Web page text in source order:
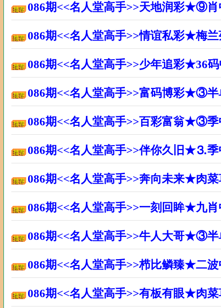
086期<<名人堂高手>>天地润彩★⑨
086期<<名人堂高手>>情谊私彩★梅
086期<<名人堂高手>>少年追彩★36
086期<<名人堂高手>>富码博彩★③
086期<<名人堂高手>>百彩富翁★③
086期<<名人堂高手>>伴你久旧★⒊
086期<<名人堂高手>>奔向未来★肉
086期<<名人堂高手>>一刻回眸★九
086期<<名人堂高手>>牛人大哥★③
086期<<名人堂高手>>栉比鳞臻★二
086期<<名人堂高手>>有板有眼★肉